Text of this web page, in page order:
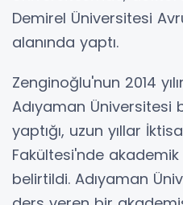
Demirel Üniversitesi
alanında yaptı.
Zenginoğlu'nun 2014
Adıyaman Üniversitesi
yaptığı, uzun yıllar
Fakültesi'nde
belirtildi. Adıyaman